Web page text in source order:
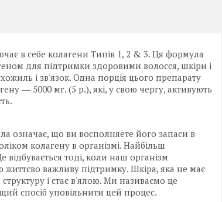
в себе колагени Типів 1, 2 & 3. Ця формула
для підтримки здоровими волосся, шкіри і
і зв'язок. Одна порція цього препарату
― 5000 мг. (5 р.), які, у свою чергу, активують
що ви восполняете його запаси в
колагену в організмі. Найбільш
тоді, коли наш організм
життєво важливу підтримку. Шкіра, яка не має
і стає в'ялою. Ми називаємо це
спосіб уповільнити цей процес.